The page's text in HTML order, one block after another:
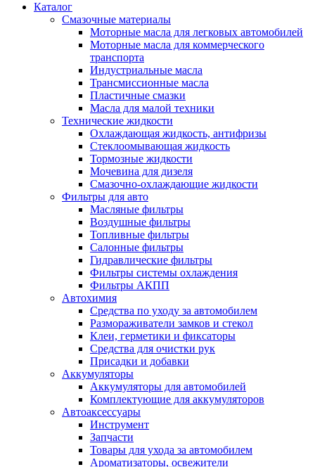
Каталог
Смазочные материалы
Моторные масла для легковых автомобилей
Моторные масла для коммерческого
транспорта
Индустриальные масла
Трансмиссионные масла
Пластичные смазки
Масла для малой техники
Технические жидкости
Охлаждающая жидкость, антифризы
Стеклоомывающая жидкость
Тормозные жидкости
Мочевина для дизеля
Смазочно-охлаждающие жидкости
Фильтры для авто
Масляные фильтры
Воздушные фильтры
Топливные фильтры
Салонные фильтры
Гидравлические фильтры
Фильтры системы охлаждения
Фильтры АКПП
Автохимия
Средства по уходу за автомобилем
Размораживатели замков и стекол
Клеи, герметики и фиксаторы
Средства для очистки рук
Присадки и добавки
Аккумуляторы
Аккумуляторы для автомобилей
Комплектующие для аккумуляторов
Автоаксессуары
Инструмент
Запчасти
Товары для ухода за автомобилем
Ароматизаторы, освежители